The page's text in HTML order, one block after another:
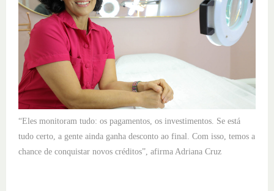
“Eles monitoram tudo: os pagamentos, os investimentos. Se está
tudo certo, a gente ainda ganha desconto ao final. Com isso, temos a
chance de conquistar novos créditos”, afirma Adriana Cruz